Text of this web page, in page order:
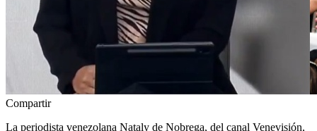
Compartir
La periodista venezolana Nataly de Nobrega, del canal Venevisión,